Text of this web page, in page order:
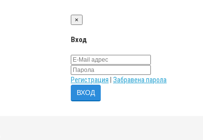
×
Вход
Регистрация Забравена парола